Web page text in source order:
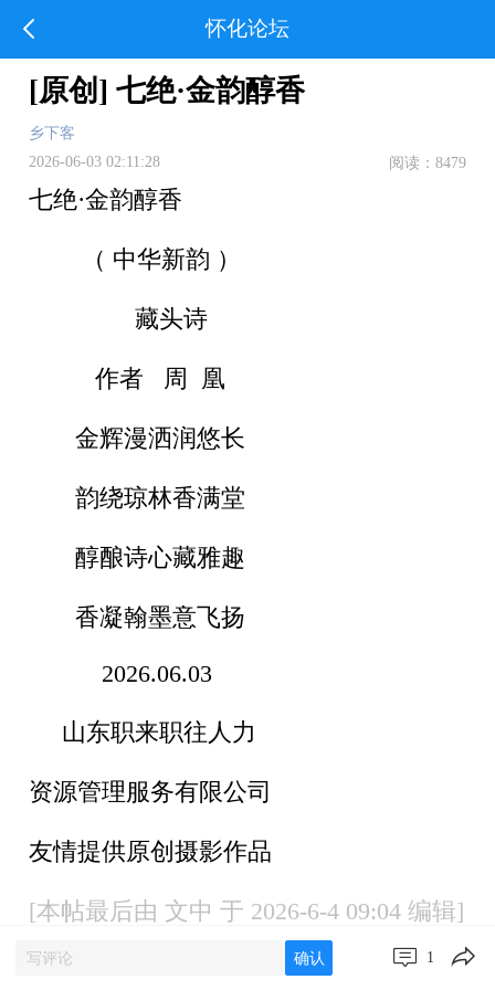
怀化论坛
[原创] 七绝·金韵醇香
乡下客
2026-06-03 02:11:28
阅读：8479
七绝·金韵醇香
（ 中华新韵 ）
藏头诗
作者 周 凰
金辉漫洒润悠长
韵绕琼林香满堂
醇酿诗心藏雅趣
香凝翰墨意飞扬
2026.06.03
山东职来职往人力
资源管理服务有限公司
友情提供原创摄影作品
[本帖最后由 文中 于 2026-6-4 09:04 编辑]
网友回帖
确认 1